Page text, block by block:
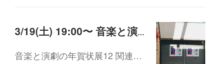
3/19(土) 19:00〜 音楽と演劇の年賀状展12「ローカルで演劇を」
音楽と演劇の年賀状展12 関連…